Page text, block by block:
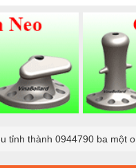
tỉnh thành 0944790 ba một o